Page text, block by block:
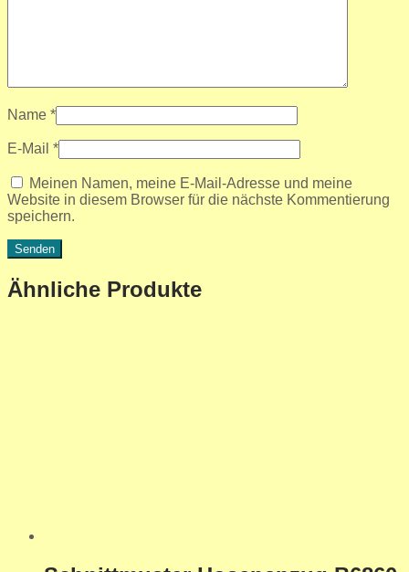
Name *
E-Mail *
Meinen Namen, meine E-Mail-Adresse und meine
Website in diesem Browser für die nächste Kommentierung
speichern.
Ähnliche Produkte